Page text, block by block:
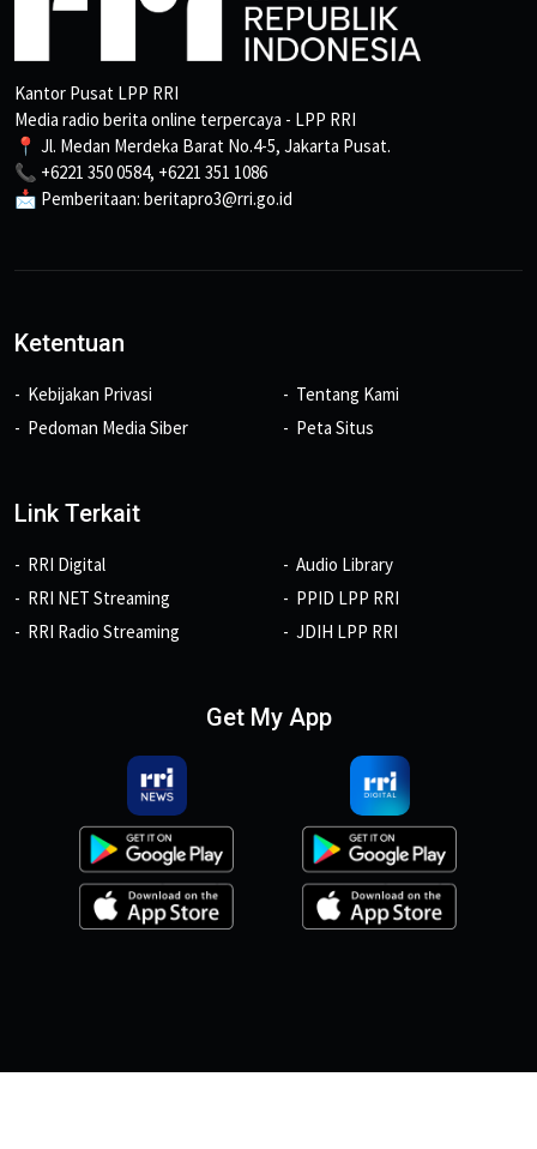
Kantor Pusat LPP RRI
Media radio berita online terpercaya - LPP RRI
📍 Jl. Medan Merdeka Barat No.4-5, Jakarta Pusat.
📞 +6221 350 0584, +6221 351 1086
📩 Pemberitaan: beritapro3@rri.go.id
Ketentuan
Kebijakan Privasi
Pedoman Media Siber
Tentang Kami
Peta Situs
Link Terkait
RRI Digital
RRI NET Streaming
RRI Radio Streaming
Audio Library
PPID LPP RRI
JDIH LPP RRI
Get My App